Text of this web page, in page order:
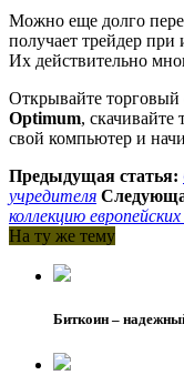
Можно еще долго
получает трейдер при
Их действительно
Открывайте торговый
Optimum, скачивайте
свой компьютер и
Предыдущая статья:
учредителя
коллекцию
На ту же тему
Биткоин –